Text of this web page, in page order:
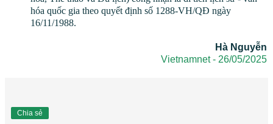
hóa quốc gia theo quyết định số 1288-VH/QĐ ngày
16/11/1988.
Hà Nguyễn
Vietnamnet - 26/05/2025
Chia sẻ